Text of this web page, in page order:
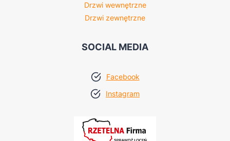
Drzwi wewnętrzne
Drzwi zewnętrzne
SOCIAL MEDIA
Facebook
Instagram